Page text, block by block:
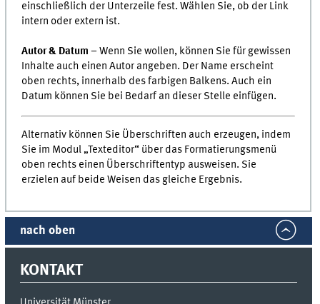
einschließlich der Unterzeile fest. Wählen Sie, ob der Link
intern oder extern ist.
Autor & Datum – Wenn Sie wollen, können Sie für gewissen
Inhalte auch einen Autor angeben. Der Name erscheint
oben rechts, innerhalb des farbigen Balkens. Auch ein
Datum können Sie bei Bedarf an dieser Stelle einfügen.
Alternativ können Sie Überschriften auch erzeugen, indem
Sie im Modul „Texteditor“ über das Formatierungsmenü
oben rechts einen Überschriftentyp ausweisen. Sie
erzielen auf beide Weisen das gleiche Ergebnis.
nach oben
KONTAKT